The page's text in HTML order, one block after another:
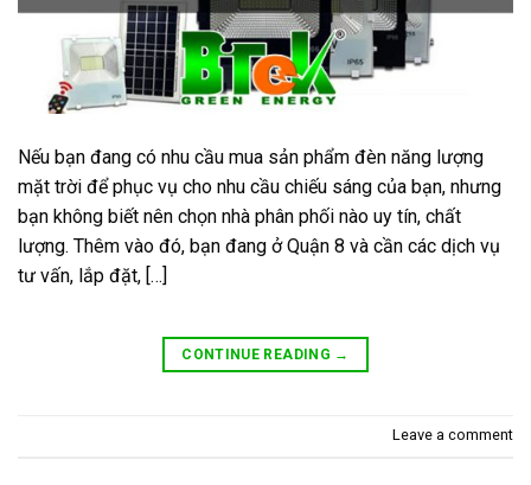
Nếu bạn đang có nhu cầu mua sản phẩm đèn năng lượng
mặt trời để phục vụ cho nhu cầu chiếu sáng của bạn, nhưng
bạn không biết nên chọn nhà phân phối nào uy tín, chất
lượng. Thêm vào đó, bạn đang ở Quận 8 và cần các dịch vụ
tư vấn, lắp đặt, […]
CONTINUE READING →
Leave a comment